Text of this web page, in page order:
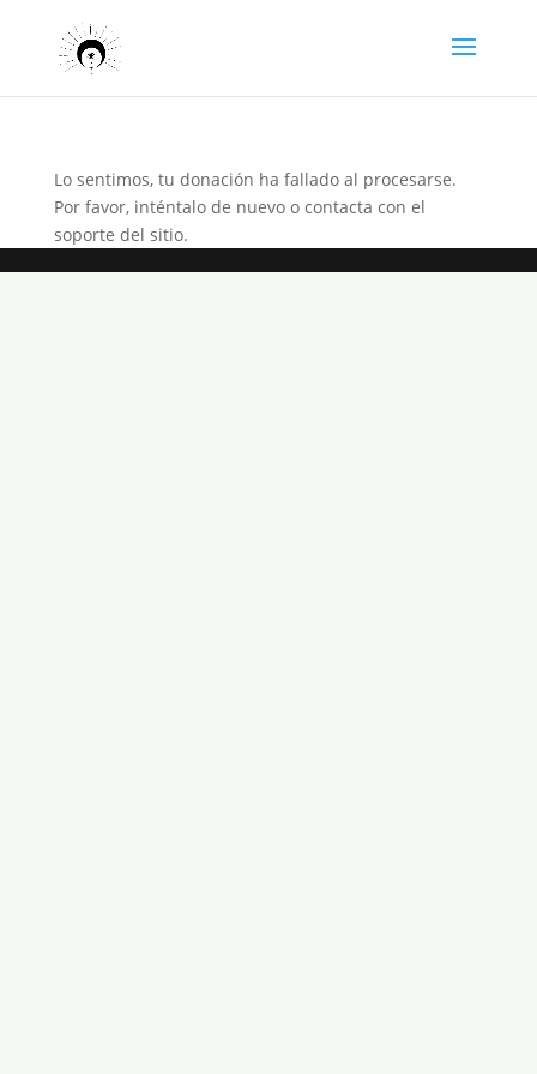
Lo sentimos, tu donación ha fallado al procesarse.
Por favor, inténtalo de nuevo o contacta con el
soporte del sitio.